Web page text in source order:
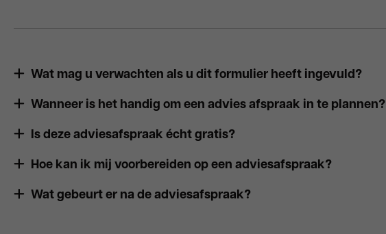
Wat mag u verwachten als u dit formulier heeft ingevuld?
Wanneer is het handig om een advies afspraak in te plannen?
Is deze adviesafspraak écht gratis?
Hoe kan ik mij voorbereiden op een adviesafspraak?
Wat gebeurt er na de adviesafspraak?